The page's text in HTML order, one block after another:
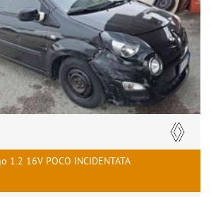
1.2 16V POCO INCIDENTATA